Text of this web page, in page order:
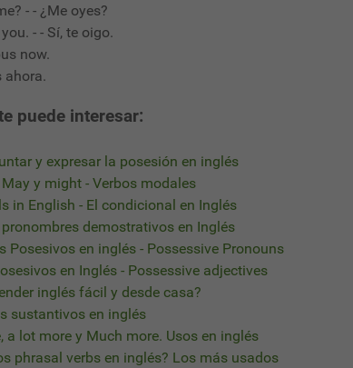
- - ¿Me oyes?
- - Sí, te oigo.
now.
ahora.
puede interesar:
y expresar la posesión en inglés
y might - Verbos modales
in English - El condicional en Inglés
demostrativos en Inglés
Posesivos en inglés - Possessive Pronouns
en Inglés - Possessive adjectives
inglés fácil y desde casa?
sustantivos en inglés
a lot more y Much more. Usos en inglés
phrasal verbs en inglés? Los más usados